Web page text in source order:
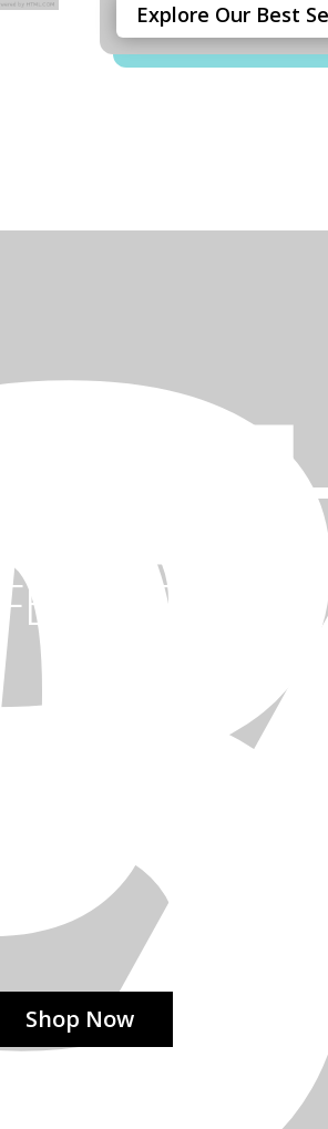
Explore Our Best
UP TO
Shop Now